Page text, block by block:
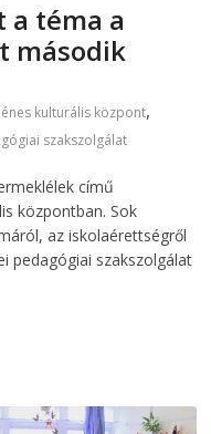
a téma a
második
kulturális központ,
szakszolgálat
című
központban. Sok
az iskolaérettségről
pedagógiai szakszolgálat